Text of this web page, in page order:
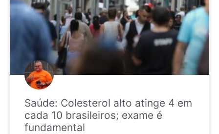
Saúde: Colesterol alto atinge 4 em
cada 10 brasileiros; exame é
fundamental